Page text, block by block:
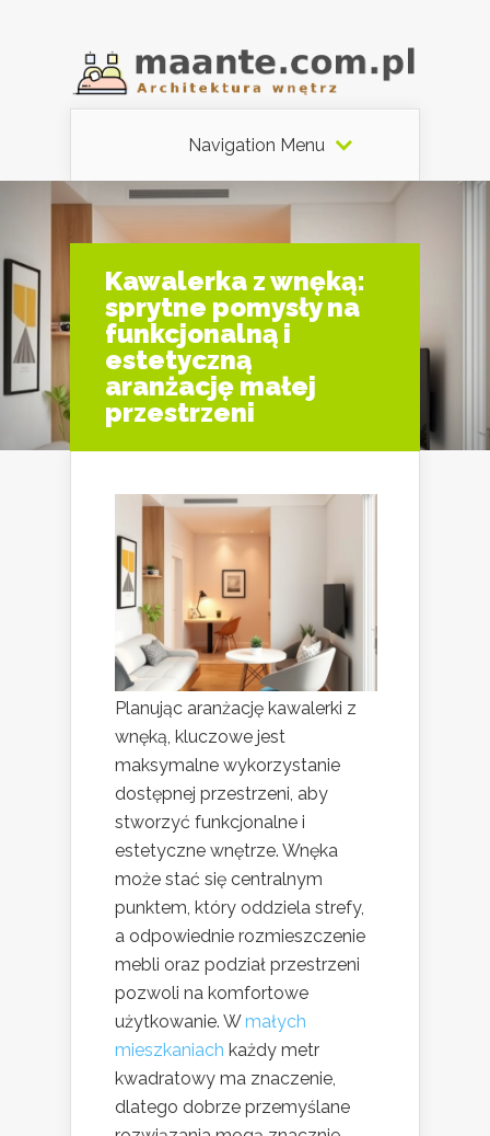
Navigation Menu
Kawalerka z wnęką:
sprytne pomysły na
funkcjonalną i
estetyczną
aranżację małej
przestrzeni
Planując aranżację kawalerki z
wnęką, kluczowe jest
maksymalne wykorzystanie
dostępnej przestrzeni, aby
stworzyć funkcjonalne i
estetyczne wnętrze. Wnęka
może stać się centralnym
punktem, który oddziela strefy,
a odpowiednie rozmieszczenie
mebli oraz podział przestrzeni
pozwoli na komfortowe
użytkowanie. Wmałych
mieszkaniach każdy metr
kwadratowy ma znaczenie,
dlatego dobrze przemyślane